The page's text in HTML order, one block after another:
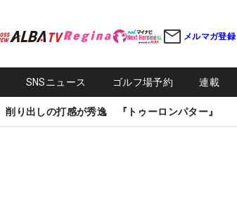
メルマガ登録
SNSニュース ゴルフ場予約 連載
削り出しの打感が秀逸 『トゥーロンパター』